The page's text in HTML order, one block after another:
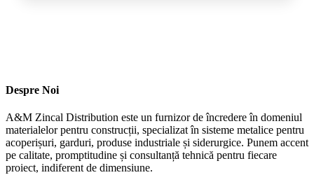
Despre Noi
A&M Zincal Distribution este un furnizor de încredere în domeniul
materialelor pentru construcții, specializat în sisteme metalice pentru
acoperișuri, garduri, produse industriale și siderurgice. Punem accent
pe calitate, promptitudine și consultanță tehnică pentru fiecare
proiect, indiferent de dimensiune.